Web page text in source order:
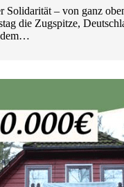
Solidarität – von ganz
die Zugspitze,
dem…